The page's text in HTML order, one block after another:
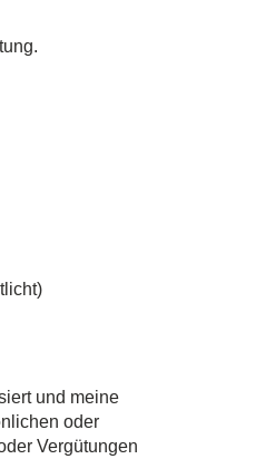
und meine
oder
Vergütungen